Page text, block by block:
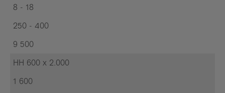
8 - 18
250 - 400
9 500
HH 600 x 2.000
1 600